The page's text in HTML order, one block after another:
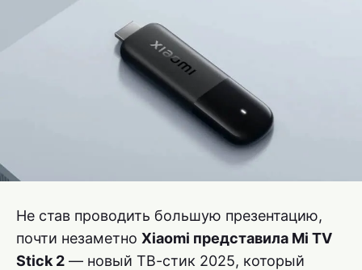
Не став проводить большую презентацию,
почти незаметно Xiaomi представила Mi TV
Stick 2 — новый ТВ-стик 2025, который